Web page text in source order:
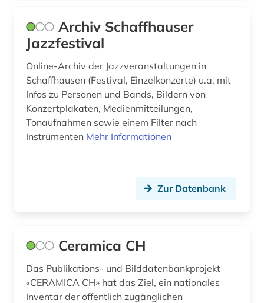
künstliche intelligenz (1)
landeskunde (1)
landesrecht (1)
landwirtschaft (1)
lexikon (3)
luxemburg (1)
luzern (2)
malerei (1)
Archiv Schaffhauser
Jazzfestival
Online-Archiv der Jazzveranstaltungen in
Schaffhausen (Festival, Einzelkonzerte) u.a. mit
Infos zu Personen und Bands, Bildern von
Konzertplakaten, Medienmitteilungen,
Tonaufnahmen sowie einem Filter nach
Instrumenten Mehr Informationen
Zur Datenbank
Ceramica CH
Das Publikations- und Bilddatenbankprojekt
«CERAMICA CH» hat das Ziel, ein nationales
Inventar der öffentlich zugänglichen